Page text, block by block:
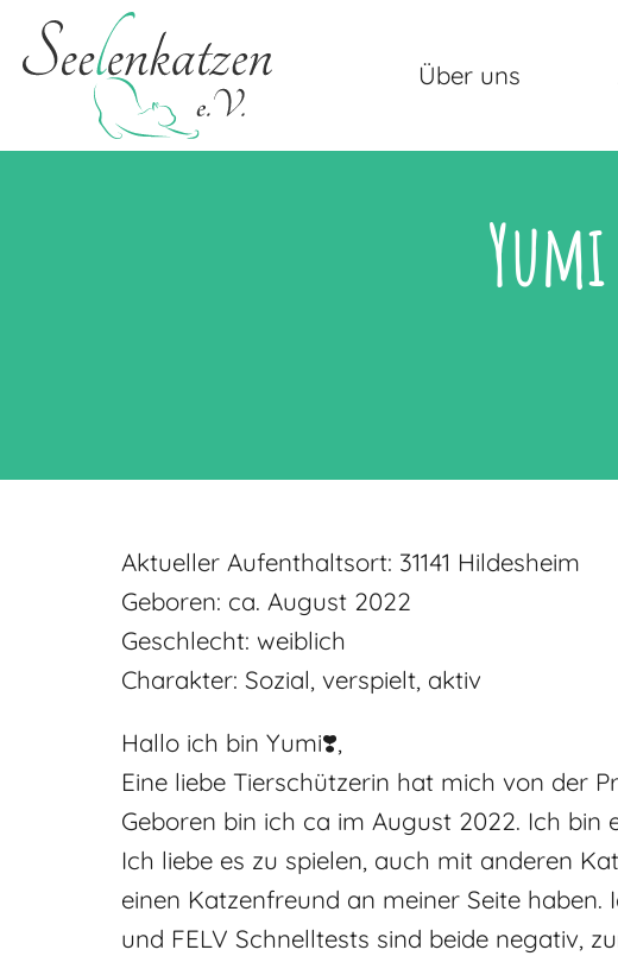
Über uns
Aktueller Aufenthaltsort: 31141 Hildesheim
Geboren: ca. August 2022
Geschlecht: weiblich
Charakter: Sozial, verspielt, aktiv
Hallo ich bin Yumi❣️,
Eine liebe Tierschützerin hat mich von der
Geboren bin ich ca im August 2022. Ich bin
Ich liebe es zu spielen, auch mit anderen
einen Katzenfreund an meiner Seite
und FELV Schnelltests sind beide negativ,